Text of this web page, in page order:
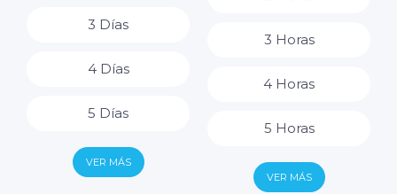
3 Días
4 Días
5 Días
6 Días
VER MÁS
3 Horas
4 Horas
5 Horas
6 Horas
VER MÁS